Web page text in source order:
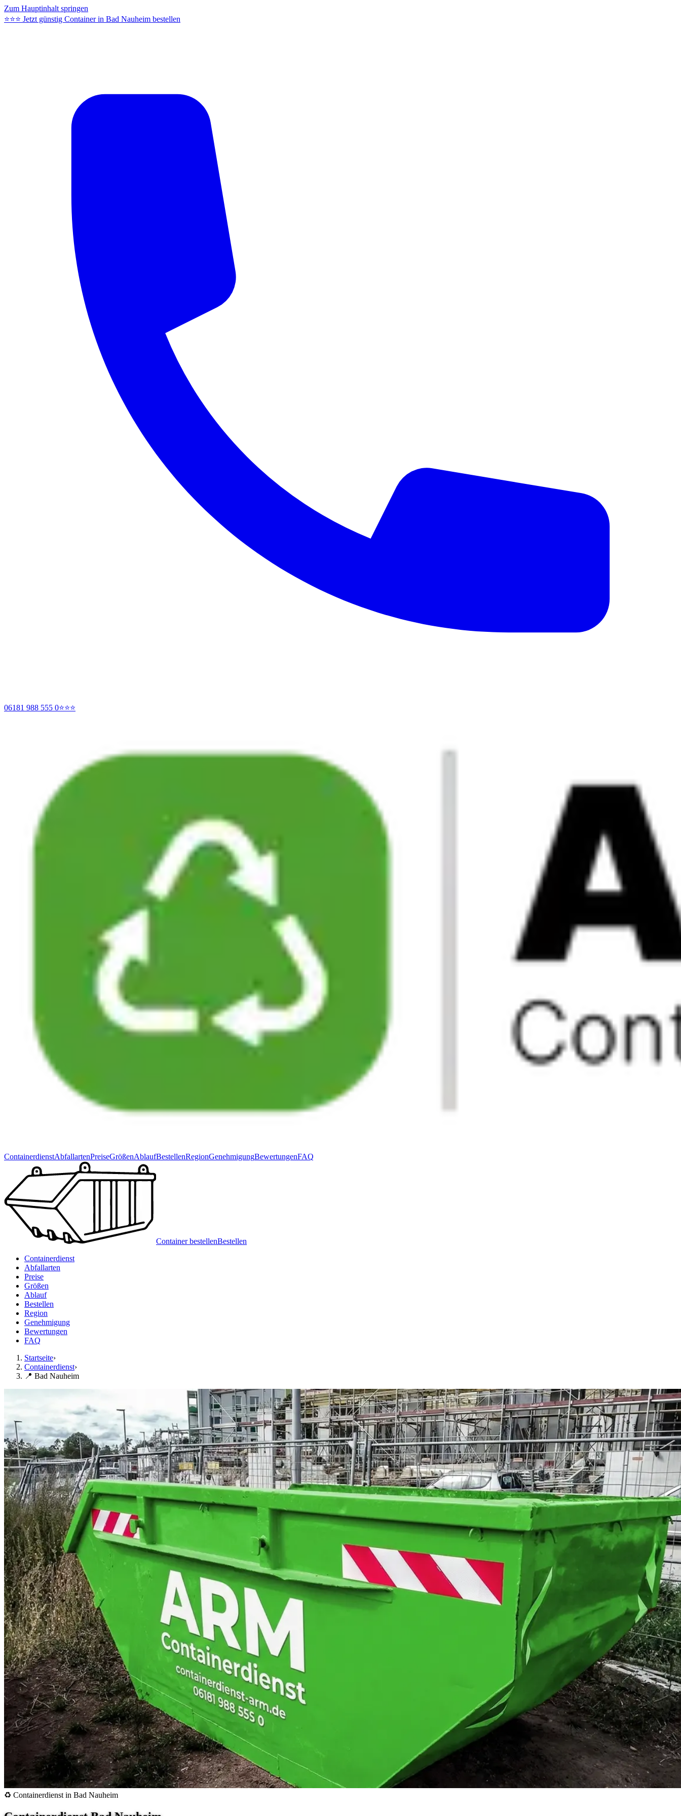
Zum Hauptinhalt springen
⭐⭐⭐ Jetzt günstig Container in Bad Nauheim bestellen
06181 988 555 0⭐⭐⭐
ContainerdienstAbfallartenPreiseGrößenAblaufBestellenRegionGenehmigungBewertungenFAQ
Container bestellenBestellen
Containerdienst
Abfallarten
Preise
Größen
Ablauf
Bestellen
Region
Genehmigung
Bewertungen
FAQ
Startseite›
Containerdienst›
📍 Bad Nauheim
♻️ Containerdienst in Bad Nauheim